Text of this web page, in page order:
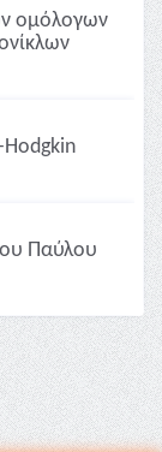
ομόλογων
Παύλου